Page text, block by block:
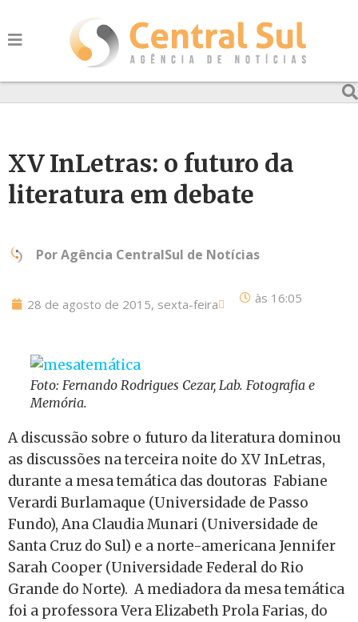
XV InLetras: o futuro da
literatura em debate
PorAgência CentralSul de Notícias
28 de agosto de 2015, sexta-feira às 16:05
Foto: Fernando Rodrigues Cezar, Lab. Fotografia e
Memória.
A discussão sobre o futuro da literatura dominou
as discussões na terceira noite do XV InLetras,
durante a mesa temática das doutoras Fabiane
Verardi Burlamaque (Universidade de Passo
Fundo), Ana Claudia Munari (Universidade de
Santa Cruz do Sul) e a norte-americana Jennifer
Sarah Cooper (Universidade Federal do Rio
Grande do Norte). A mediadora da mesa temática
foi a professora Vera Elizabeth Prola Farias, do